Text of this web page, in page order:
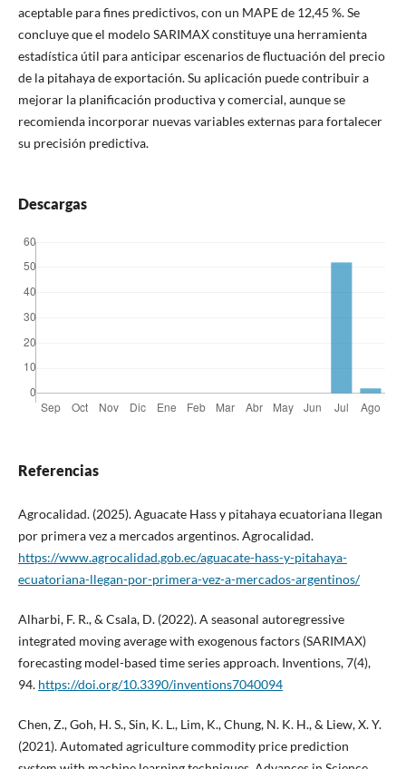
aceptable para fines predictivos, con un MAPE de 12,45 %. Se
concluye que el modelo SARIMAX constituye una herramienta
estadística útil para anticipar escenarios de fluctuación del precio
de la pitahaya de exportación. Su aplicación puede contribuir a
mejorar la planificación productiva y comercial, aunque se
recomienda incorporar nuevas variables externas para fortalecer
su precisión predictiva.
Descargas
Referencias
Agrocalidad. (2025). Aguacate Hass y pitahaya ecuatoriana llegan
por primera vez a mercados argentinos. Agrocalidad.
https://www.agrocalidad.gob.ec/aguacate-hass-y-pitahaya-
ecuatoriana-llegan-por-primera-vez-a-mercados-argentinos/
Alharbi, F. R., & Csala, D. (2022). A seasonal autoregressive
integrated moving average with exogenous factors (SARIMAX)
forecasting model-based time series approach. Inventions, 7(4),
94. https://doi.org/10.3390/inventions7040094
Chen, Z., Goh, H. S., Sin, K. L., Lim, K., Chung, N. K. H., & Liew, X. Y.
(2021). Automated agriculture commodity price prediction